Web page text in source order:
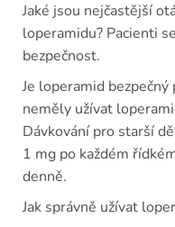
Jaké jsou nejčastější
loperamidu? Pacienti
bezpečnost.
Je loperamid
neměly užívat
Dávkování pro starší
1 mg po každém
denně.
Jak správně užívat